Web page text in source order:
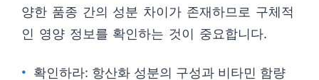
양한 품종 간의 성분 차이가 존재하므로 구체적
인 영양 정보를 확인하는 것이 중요합니다.
확인하라: 항산화 성분의 구성과 비타민 함량